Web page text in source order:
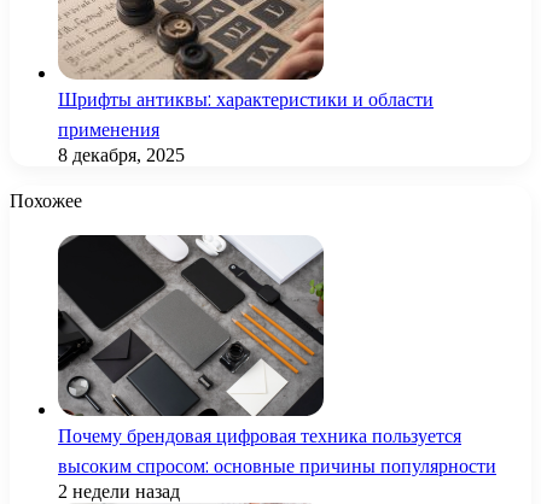
Шрифты антиквы: характеристики и области
применения
8 декабря, 2025
Похожее
Почему брендовая цифровая техника пользуется
высоким спросом: основные причины популярности
2 недели назад